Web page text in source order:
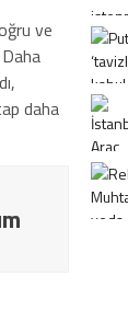
ve
daha